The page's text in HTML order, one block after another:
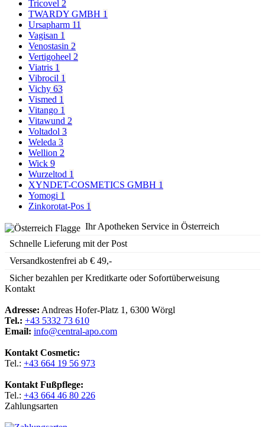
Tricovel 2
TWARDY GMBH 1
Ursapharm 11
Vagisan 1
Venostasin 2
Vertigoheel 2
Viatris 1
Vibrocil 1
Vichy 63
Vismed 1
Vitango 1
Vitawund 2
Voltadol 3
Weleda 3
Wellion 2
Wick 9
Wurzeltod 1
XYNDET-COSMETICS GMBH 1
Yomogi 1
Zinkorotat-Pos 1
Ihr Apotheken Service in Österreich
Schnelle Lieferung mit der Post
Versandkostenfrei ab € 49,-
Sicher bezahlen per Kreditkarte oder Sofortüberweisung
Kontakt
Adresse: Andreas Hofer-Platz 1, 6300 Wörgl
Tel.: +43 5332 73 610
Email: info@central-apo.com
Kontakt Cosmetic:
Tel.: +43 664 19 56 973
Kontakt Fußpflege:
Tel.: +43 664 46 80 226
Zahlungsarten